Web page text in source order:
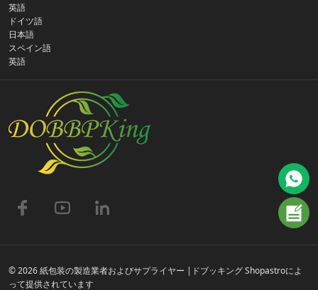
プライバシーポリシー
お問い合わせ
英語
ドイツ語
日本語
スペイン語
英語
© 2026 紙包装の製造業者およびサプライヤー |ドブッキング Shopastroによ
って提供されています